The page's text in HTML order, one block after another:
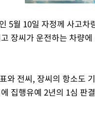
5월 10일 자정께 사고
장씨가 운전하는 차량
와 전씨, 장씨의 항소도
집행유예 2년의 1심 판